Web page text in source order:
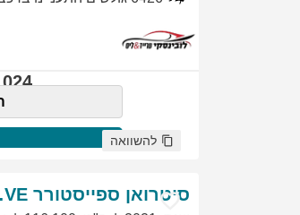
להשוואה
סיטרואן ספייסטורר EXCLUSIVE